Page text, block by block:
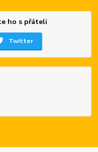
ho s přáteli
Twitter